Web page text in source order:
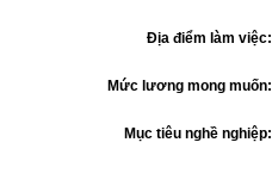
Địa điểm làm việc:
Mức lương mong muốn:
Mục tiêu nghề nghiệp: